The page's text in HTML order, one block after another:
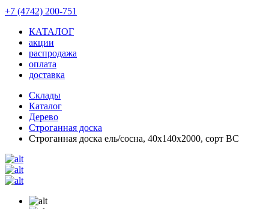
+7 (4742) 200-751
КАТАЛОГ
акции
распродажа
оплата
доставка
Склады
Каталог
Дерево
Строганная доска
Строганная доска ель/сосна, 40х140х2000, сорт ВС